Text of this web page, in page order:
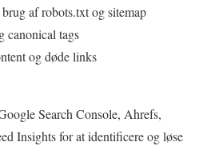
af robots.txt og sitemap
canonical tags
og døde links
Search Console, Ahrefs,
Insights for at identificere og løse